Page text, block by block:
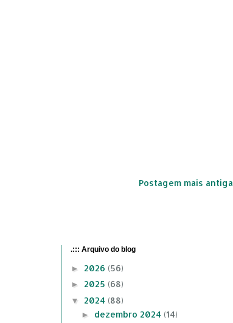
Postagem mais antiga
.::: Arquivo do blog
► 2026 (56)
► 2025 (68)
▼ 2024 (88)
► dezembro 2024 (14)